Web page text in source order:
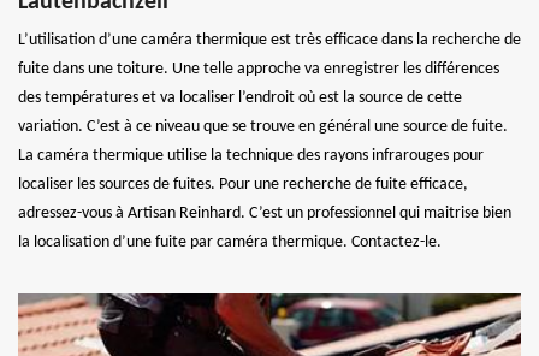
L’utilisation d’une caméra thermique est très efficace dans la recherche de
fuite dans une toiture. Une telle approche va enregistrer les différences
des températures et va localiser l’endroit où est la source de cette
variation. C’est à ce niveau que se trouve en général une source de fuite.
La caméra thermique utilise la technique des rayons infrarouges pour
localiser les sources de fuites. Pour une recherche de fuite efficace,
adressez-vous à Artisan Reinhard. C’est un professionnel qui maitrise bien
la localisation d’une fuite par caméra thermique. Contactez-le.